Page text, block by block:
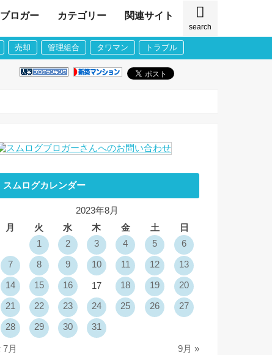
search
ブロガー カテゴリー 関連サイト
売却 管理組合 タワマン トラブル
スムログカレンダー
2023年8月
月
火 水 木 金 土
日
1
2 3 4 5 6
7 8 9 10 11 12 13
14 15 16 17 18 19 20
21 22 23 24 25 26 27
28 29 30 31
7月 9月 »